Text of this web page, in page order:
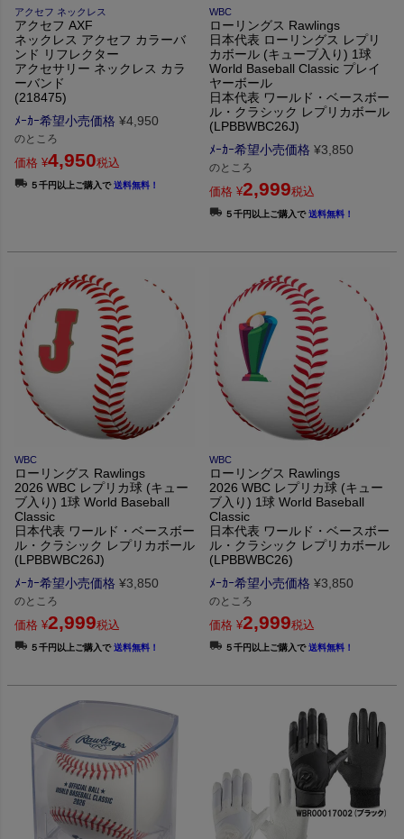
アクセフ ネックレス
アクセフ AXF
ネックレス アクセフ カラーバ
ンド リフレクター
アクセサリー ネックレス カラ
ーバンド
(218475)
ﾒｰｶｰ希望小売価格 ¥4,950
のところ
価格 ¥4,950税込
５千円以上ご購入で送料無料！
WBC
ローリングス Rawlings
日本代表 ローリングス レプリ
カボール (キューブ入り) 1球
World Baseball Classic プレイ
ヤーボール
日本代表 ワールド・ベースボー
ル・クラシック レプリカボール
(LPBBWBC26J)
ﾒｰｶｰ希望小売価格 ¥3,850
のところ
価格 ¥2,999税込
５千円以上ご購入で送料無料！
WBC
ローリングス Rawlings
2026 WBC レプリカ球 (キュー
ブ入り) 1球 World Baseball
Classic
日本代表 ワールド・ベースボー
ル・クラシック レプリカボール
(LPBBWBC26J)
ﾒｰｶｰ希望小売価格 ¥3,850
のところ
価格 ¥2,999税込
５千円以上ご購入で送料無料！
WBC
ローリングス Rawlings
2026 WBC レプリカ球 (キュー
ブ入り) 1球 World Baseball
Classic
日本代表 ワールド・ベースボー
ル・クラシック レプリカボール
(LPBBWBC26)
ﾒｰｶｰ希望小売価格 ¥3,850
のところ
価格 ¥2,999税込
５千円以上ご購入で送料無料！